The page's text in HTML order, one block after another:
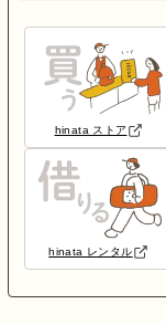
hinata ストア
hinata レンタル